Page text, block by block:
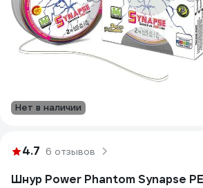
Нет в наличии
4.7 6 отзывов
Шнур Power Phantom Synapse PE